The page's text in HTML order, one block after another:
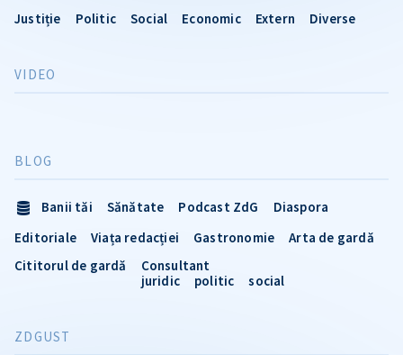
Justiție Politic Social Economic Extern Diverse
VIDEO
BLOG
Banii tăi Sănătate Podcast ZdG
Diaspora
Editoriale
Viața redacției Gastronomie
Arta de gardă
Cititorul de gardă
Consultant
juridic
politic social
ZDGUST